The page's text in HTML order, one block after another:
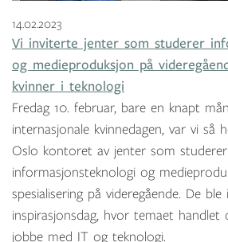
14.02.2023
Vi inviterte jenter som studerer
og medieproduksjon på
kvinner i teknologi
Fredag 10. februar, bare en knapt
internasjonale kvinnedagen, var vi så
Oslo kontoret av jenter som studerer
informasjonsteknologi og
spesialisering på videregående. De
inspirasjonsdag, hvor temaet
jobbe med IT og teknologi.